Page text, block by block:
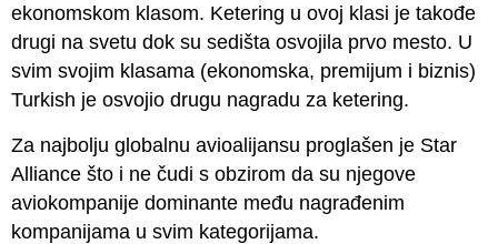
ekonomskom klasom. Ketering u ovoj klasi je takođe
drugi na svetu dok su sedišta osvojila prvo mesto. U
svim svojim klasama (ekonomska, premijum i biznis)
Turkish je osvojio drugu nagradu za ketering.
Za najbolju globalnu avioalijansu proglašen je Star
Alliance što i ne čudi s obzirom da su njegove
aviokompanije dominante među nagrađenim
kompanijama u svim kategorijama.